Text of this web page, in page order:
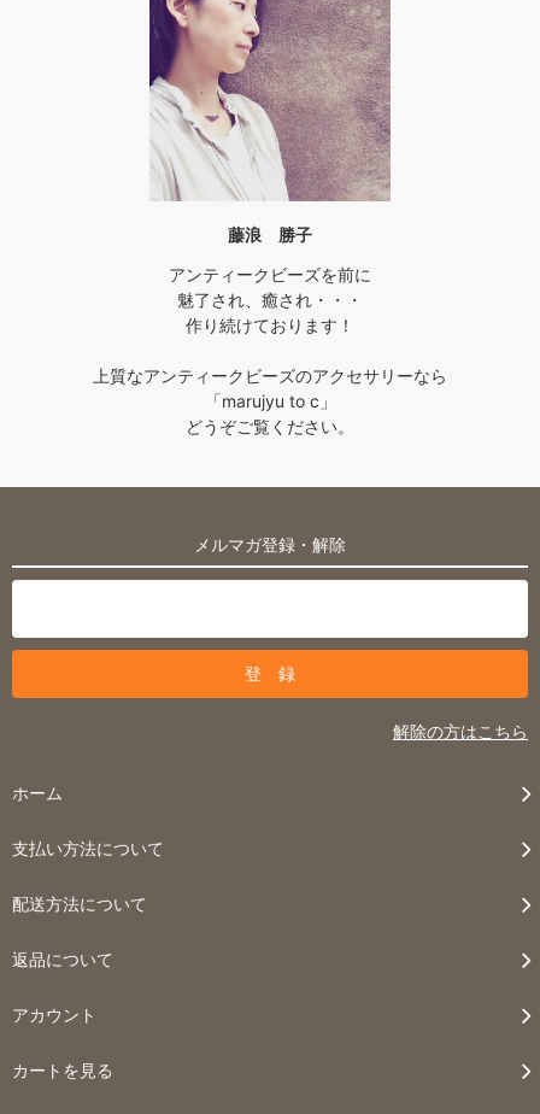
藤浪 勝子
アンティークビーズを前に
魅了され、癒され・・・
作り続けております！
上質なアンティークビーズのアクセサリーなら
「marujyu to c」
どうぞご覧ください。
メルマガ登録・解除
解除の方はこちら
ホーム
支払い方法について
配送方法について
返品について
アカウント
カートを見る